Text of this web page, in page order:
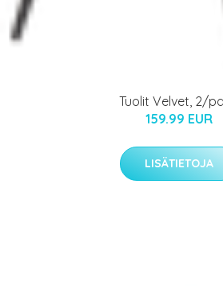
Tuolit Velvet, 2/
159.99 EUR
LISÄTIETOJA